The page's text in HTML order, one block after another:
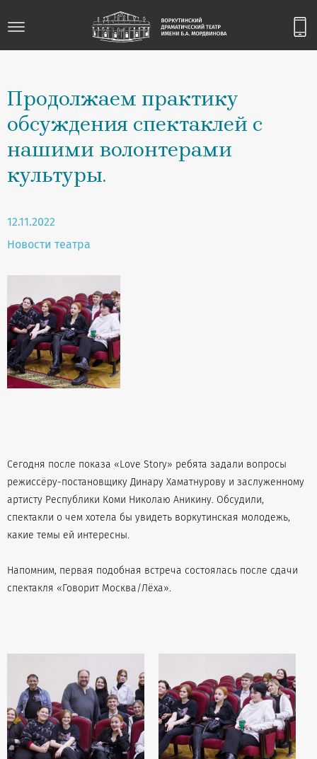
Продолжаем практику
обсуждения спектаклей с
нашими волонтерами
культуры.
12.11.2022
Новости театра
Сегодня после показа «Love Story» ребята задали вопросы
режиссёру-постановщику Динару Хаматнурову и заслуженному
артисту Республики Коми Николаю Аникину. Обсудили,
спектакли о чем хотела бы увидеть воркутинская молодежь,
какие темы ей интересны.
Напомним, первая подобная встреча состоялась после сдачи
спектакля «Говорит Москва/Лёха».